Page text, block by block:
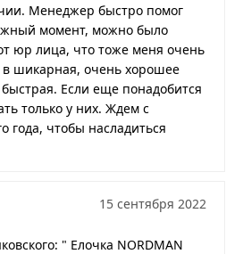
Менеджер быстро помог
момент, можно было
юр лица, что тоже меня очень
в шикарная, очень хорошее
быстрая. Если еще понадобится
только у них. Ждем с
года, чтобы насладиться
15 сентября 2022
" Елочка NORDMAN